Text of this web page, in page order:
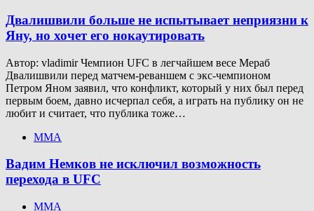
Двалишвили больше не испытывает неприязни к
Яну, но хочет его нокаутировать
Автор: vladimir Чемпион UFC в легчайшем весе Мераб
Двалишвили перед матчем-реваншем с экс-чемпионом
Петром Яном заявил, что конфликт, который у них был перед
первым боем, давно исчерпал себя, а играть на публику он не
любит и считает, что публика тоже…
ММА
Вадим Немков не исключил возможность
перехода в UFC
ММА